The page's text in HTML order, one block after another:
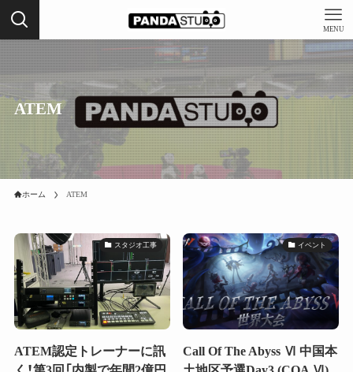
MENU
ATEM
ホーム ATEM
スタジオ工事
ATEM認定トレーナーに訊
イベント
Call Of The Abyss Ⅵ 中国本